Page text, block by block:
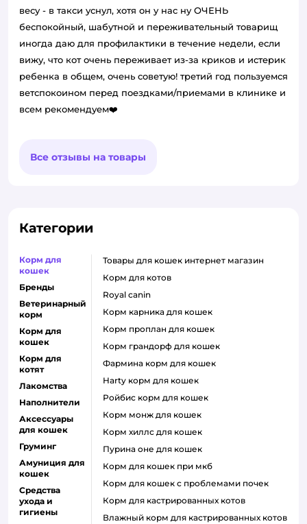
весу - в такси уснул, хотя он у нас ну ОЧЕНЬ
беспокойный, шабутной и переживательный товарищ
иногда даю для профилактики в течение недели, если
вижу, что кот очень переживает из-за криков и истерик
ребенка в общем, очень советую! третий год пользуемся
ветспокоином перед поездками/приемами в клинике и
всем рекомендуем❤️
Все отзывы на товары
Категории
Корм для
кошек
Бренды
Ветеринарный
корм
Корм для
кошек
Корм для
котят
Лакомства
Наполнители
Аксессуары
для кошек
Груминг
Амуниция для
кошек
Средства
ухода и
гигиены
товары для кошек интернет магазин
корм для котов
royal canin
корм карника для кошек
корм проплан для кошек
корм грандорф для кошек
фармина корм для кошек
harty корм для кошек
ройбис корм для кошек
корм монж для кошек
корм хиллс для кошек
пурина оне для кошек
корм для кошек при мкб
корм для кошек с проблемами почек
Корм для кастрированных котов
влажный корм для кастрированных котов